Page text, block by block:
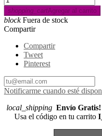
shopping_cartAgregar al carrito
blockFuera de stock
Compartir
Compartir
Tweet
Pinterest
Notificarme cuando esté
local_shipping Envío Gratis!
Usa el código en tu carrito